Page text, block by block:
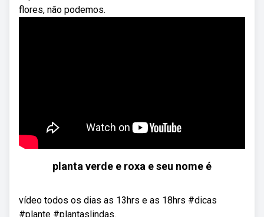
flores, não podemos.
planta verde e roxa e seu nome é
vídeo todos os dias as 13hrs e as 18hrs #dicas
#plante #plantaslindas.